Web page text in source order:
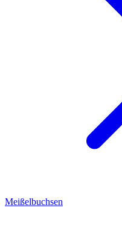
Meißelbuchsen